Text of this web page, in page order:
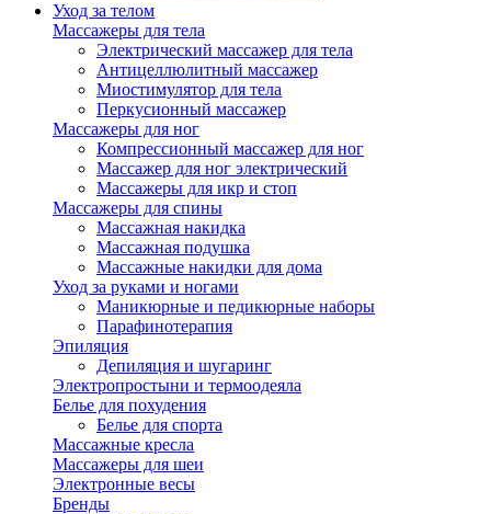
Уход за телом
Массажеры для тела
Электрический массажер для тела
Антицеллюлитный массажер
Миостимулятор для тела
Перкусионный массажер
Массажеры для ног
Компрессионный массажер для ног
Массажер для ног электрический
Массажеры для икр и стоп
Массажеры для спины
Массажная накидка
Массажная подушка
Массажные накидки для дома
Уход за руками и ногами
Маникюрные и педикюрные наборы
Парафинотерапия
Эпиляция
Депиляция и шугаринг
Электропростыни и термоодеяла
Белье для похудения
Белье для спорта
Массажные кресла
Массажеры для шеи
Электронные весы
Бренды